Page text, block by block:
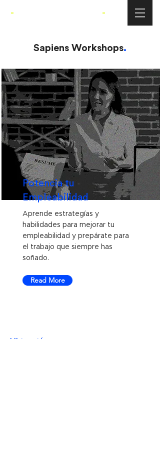
- -
Sapiens Workshops.
Potencia tu
Empleabilidad
Aprende estrategías y
habilidades para mejorar tu
empleabilidad y prepárate para
el trabajo que siempre has
soñado.
Read More
Ubicación